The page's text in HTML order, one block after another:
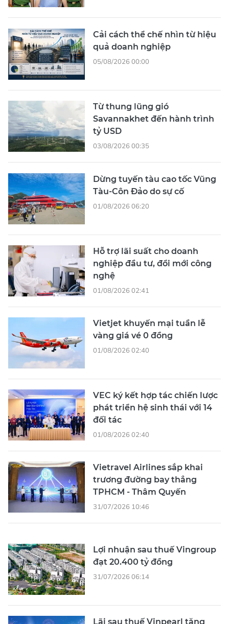
Cải cách thể chế nhìn từ hiệu
quả doanh nghiệp
05/08/2026 00:00
Từ thung lũng gió
Savannakhet đến hành trình
tỷ USD
03/08/2026 00:35
Dừng tuyến tàu cao tốc Vũng
Tàu-Côn Đảo do sự cố
01/08/2026 06:20
Hỗ trợ lãi suất cho doanh
nghiệp đầu tư, đổi mới công
nghệ
01/08/2026 02:41
Vietjet khuyến mại tuần lễ
vàng giá vé 0 đồng
01/08/2026 02:40
VEC ký kết hợp tác chiến lược
phát triển hệ sinh thái với 14
đối tác
01/08/2026 02:40
Vietravel Airlines sắp khai
trương đường bay thẳng
TPHCM - Thâm Quyến
31/07/2026 10:46
Lợi nhuận sau thuế Vingroup
đạt 20.400 tỷ đồng
31/07/2026 06:14
Lãi sau thuế Vinpearl tăng